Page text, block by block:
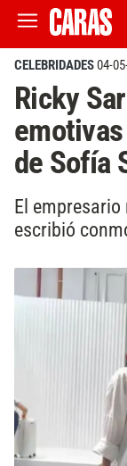
CELEBRIDADES04-
Ricky
de Sofía
El
escribió